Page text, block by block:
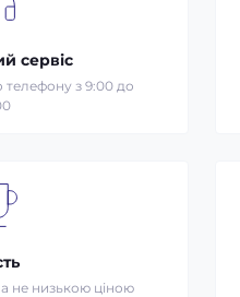
сервіс
телефону з 9:00 до
не низькою ціною